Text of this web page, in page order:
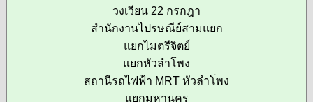
วงเวียน 22 กรกฎา
สำนักงานไปรษณีย์สามแยก
แยกไมตรีจิตย์
แยกหัวลำโพง
สถานีรถไฟฟ้า MRT หัวลำโพง
แยกมหานคร